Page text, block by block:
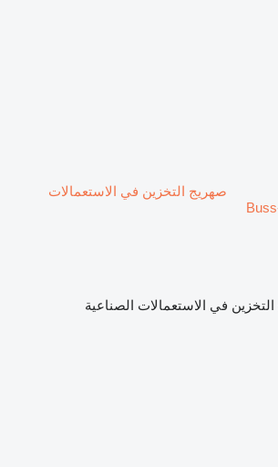
صهريج التخزين في الاستعمالات
في الاستعمالات الصناعية